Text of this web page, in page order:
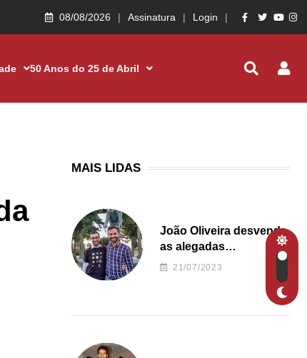
08/08/2026 Assinatura Login
50 Anos do 25 de Abril
MAIS LIDAS
João Oliveira desvenda
as alegadas
irregularidades da
Junta de Freguesia S.
21/07/2023